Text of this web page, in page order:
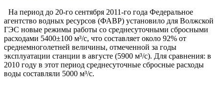
На период до 20-го сентября 2011-го года Федеральное
агентство водных ресурсов (ФАВР) установило для Волжской
ГЭС новые режимы работы со среднесуточными сбросными
расходами 5400±100 м³/с, что составляет около 92% от
среднемноголетней величины, отмеченной за годы
эксплуатации станции в августе (5900 м³/с). Для сравнения: в
2010 году в этот период среднесуточные сбросные расходы
воды составляли 5000 м³/с.